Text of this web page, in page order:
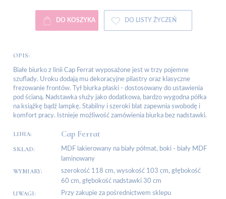
DO KOSZYKA DO LISTY ŻYCZEŃ
OPIS:
Białe biurko z linii Cap Ferrat wyposażone jest w trzy pojemne
szuflady. Uroku dodają mu dekoracyjne pilastry oraz klasyczne
frezowanie frontów. Tył biurka płaski - dostosowany do ustawienia
pod ścianą. Nadstawka służy jako dodatkowa, bardzo wygodna półka
na książkę bądź lampkę. Stabilny i szeroki blat zapewnia swobodę i
komfort pracy. Istnieje możliwość zamówienia biurka bez nadstawki.
LINIA: Cap Ferrat
SKŁAD:
MDF lakierowany na biały półmat, boki - biały MDF
laminowany
WYMIARY:
szerokość 118 cm, wysokość 103 cm, głębokość
60 cm, głębokość nadstawki 30 cm
UWAGI:
Przy zakupie za pośrednictwem sklepu